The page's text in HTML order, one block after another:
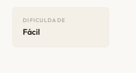
DIFICULDADE
Fácil